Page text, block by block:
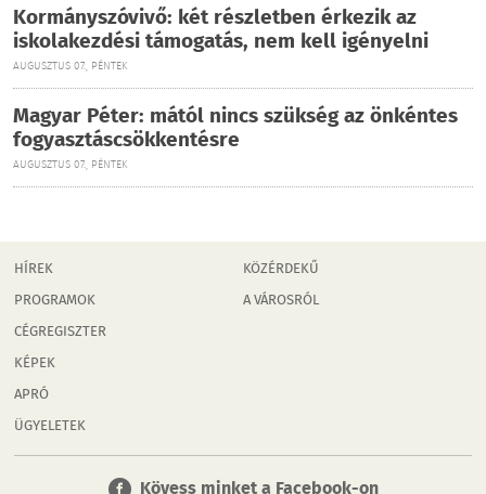
Kormányszóvivő: két részletben érkezik az
iskolakezdési támogatás, nem kell igényelni
AUGUSZTUS 07., PÉNTEK
Magyar Péter: mától nincs szükség az önkéntes
fogyasztáscsökkentésre
AUGUSZTUS 07., PÉNTEK
HÍREK
PROGRAMOK
CÉGREGISZTER
KÉPEK
APRÓ
ÜGYELETEK
KÖZÉRDEKŰ
A VÁROSRÓL